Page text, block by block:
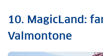
10. MagicLand:
Valmontone